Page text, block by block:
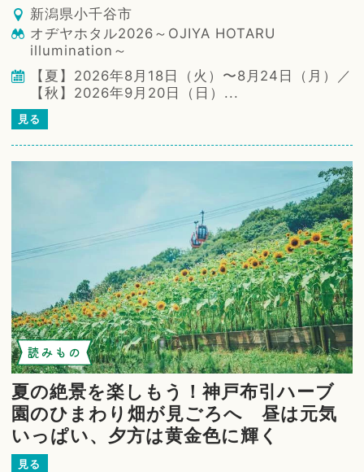
新潟県小千谷市
オヂヤホタル2026～OJIYA HOTARU
illumination～
【夏】2026年8月18日（火）〜8月24日（月）／
【秋】2026年9月20日（日）...
見る
読みもの
夏の絶景を楽しもう！神戸布引ハーブ
園のひまわり畑が見ごろへ 昼は元気
いっぱい、夕方は黄金色に輝く
見る